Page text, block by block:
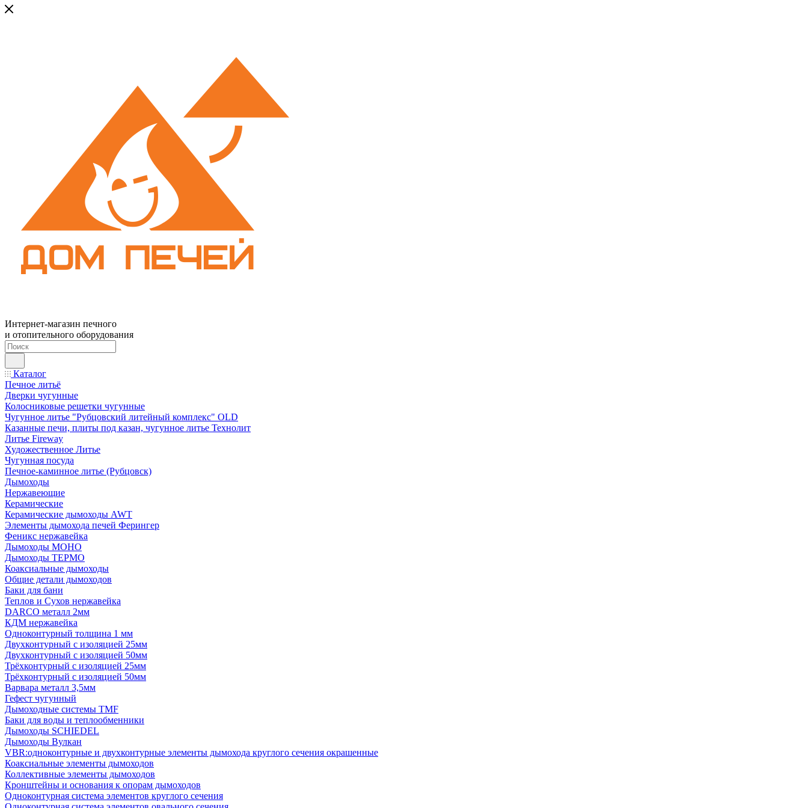
Интернет-магазин печного
и отопительного оборудования
Каталог
Печное литьё
Дверки чугунные
Колосниковые решетки чугунные
Чугунное литье "Рубцовский литейный комплекс" OLD
Казанные печи, плиты под казан, чугунное литье Технолит
Литье Fireway
Художественное Литье
Чугунная посуда
Печное-каминное литье (Рубцовск)
Дымоходы
Нержавеющие
Керамические
Керамические дымоходы AWT
Элементы дымохода печей Ферингер
Феникс нержавейка
Дымоходы МОНО
Дымоходы ТЕРМО
Коаксиальные дымоходы
Общие детали дымоходов
Баки для бани
Теплов и Сухов нержавейка
DARCO металл 2мм
КДМ нержавейка
Одноконтурный толщина 1 мм
Двухконтурный с изоляцией 25мм
Двухконтурный с изоляцией 50мм
Трёхконтурный с изоляцией 25мм
Трёхконтурный с изоляцией 50мм
Варвара металл 3,5мм
Гефест чугунный
Дымоходные системы TMF
Баки для воды и теплообменники
Дымоходы SCHIEDEL
Дымоходы Вулкан
VBR:одноконтурные и двухконтурные элементы дымохода круглого сечения окрашенные
Коаксиальные элементы дымоходов
Коллективные элементы дымоходов
Кронштейны и основания к опорам дымоходов
Одноконтурная система элементов круглого сечения